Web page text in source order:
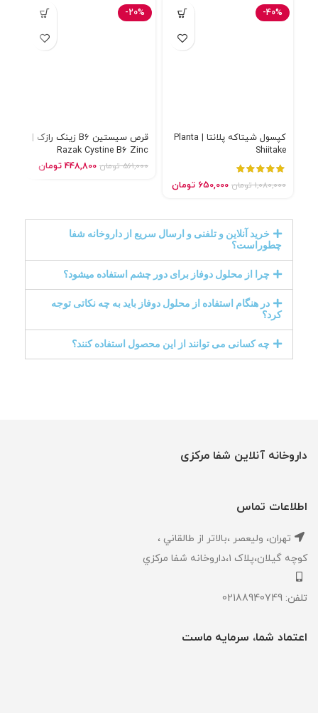
-40%
کپسول شیتاکه پلانتا | Planta
Shiitake
1,080,000 تومان 650,000 تومان
-20%
قرص سیستین B6 زینک رازک |
Razak Cystine B6 Zinc
561,000 تومان 448,800 تومان
خرید آنلاین و تلفنی و ارسال سریع از داروخانه شفا
چطوراست؟
چرا از محلول دوفاز برای دور چشم استفاده میشود؟
در هنگام استفاده از محلول دوفاز باید به چه نکاتی توجه
کرد؟
چه کسانی می توانند از این محصول استفاده کنند؟
داروخانه آنلاین شفا مرکزی
اطلاعات تماس
تهران، ‎وليعصر ،بالاتر از طالقاني ،
كوچه گيلان،پلاک ۱،داروخانه شفا مركزي
تلفن: 02188940749
اعتماد شما، سرمایه ماست